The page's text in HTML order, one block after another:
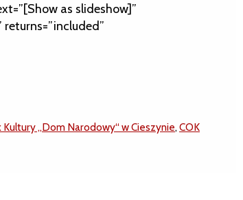
as slideshow]”
„Dom Narodowy“ w Cieszynie,COK